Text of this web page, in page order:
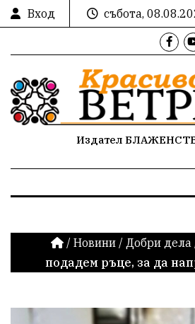
Вход
събота,
Издател
/ Новини / Добри дела
подадем ръце, за да